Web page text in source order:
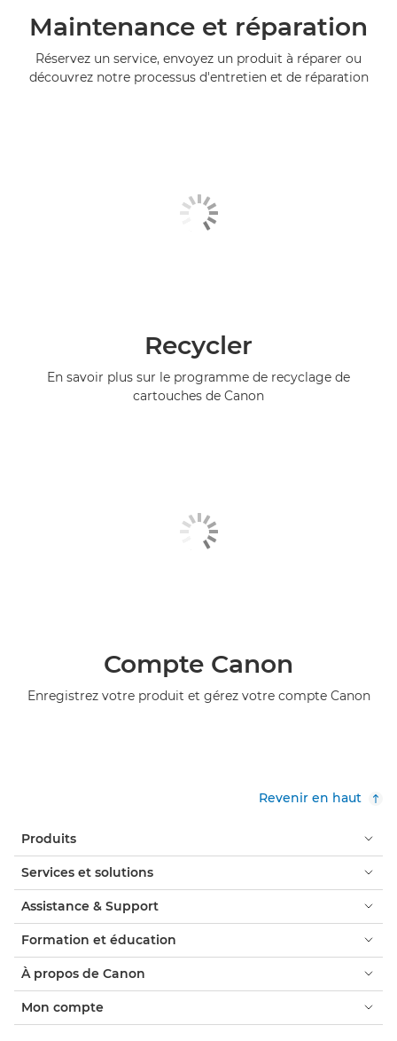
Maintenance et réparation
Réservez un service, envoyez un produit à réparer ou
découvrez notre processus d'entretien et de réparation
Recycler
En savoir plus sur le programme de recyclage de
cartouches de Canon
Compte Canon
Enregistrez votre produit et gérez votre compte Canon
Revenir en haut
Produits
Services et solutions
Assistance & Support
Formation et éducation
À propos de Canon
Mon compte